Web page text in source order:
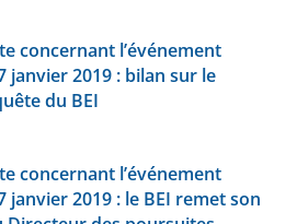
concernant l’événement
janvier 2019 : bilan sur le
du BEI
concernant l’événement
janvier 2019 : le BEI remet son